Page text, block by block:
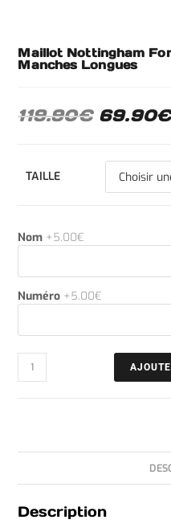
Maillot Nottingham
Manches Longues
119.90€ 69.90€
TAILLE
Nom +5.00€
Numéro +5.00€
Description